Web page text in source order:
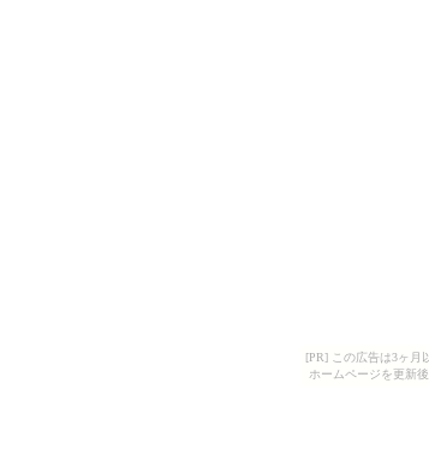
[PR] この広告は3ヶ月
ホームページを更新